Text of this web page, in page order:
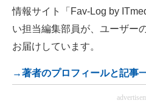
情報サイト「Fav-Log by
い担当編集部員が、ユーザー
お届けしています。
→著者のプロフィールと記事